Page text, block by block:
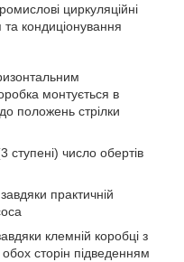
циркуляційні
кондиціонування
монтується в
положень стрілки
ступені) число обертів
практичній
клемній коробці з
сторін підведенням